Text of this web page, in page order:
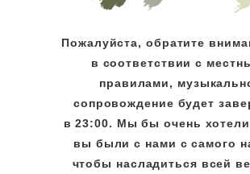
Пожалуйста, обратите
в соответствии с
правилами,
сопровождение будет
в 23:00. Мы бы очень
вы были с нами с самого
чтобы насладиться всей